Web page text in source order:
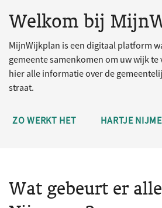
Welkom bij
MijnWijkplan is een digitaal platform
gemeente samenkomen om uw wijk
hier alle informatie over de
straat.
ZO WERKT HET HARTJE
Wat gebeurt er